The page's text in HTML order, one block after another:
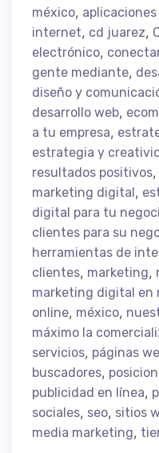
méxico,
internet, cd juarez,
electrónico,
gente mediante,
diseño y
desarrollo web,
a tu empresa,
estrategia y
resultados positivos,
marketing digital ,
digital para tu
clientes para su
herramientas de
clientes, marketing,
marketing digital en
online, méxico,
máximo la
servicios, páginas
buscadores,
publicidad en línea,
sociales, seo, sitios
media marketing,